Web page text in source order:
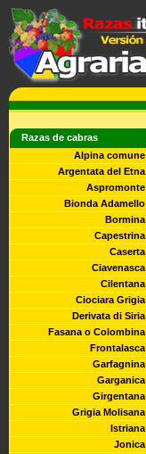
Razas de cabras
Alpina comune
Argentata del Etna
Aspromonte
Bionda Adamello
Bormina
Capestrina
Caserta
Ciavenasca
Cilentana
Ciociara Grigia
Derivata di Siria
Fasana o Colombina
Frontalasca
Garfagnina
Garganica
Girgentana
Grigia Molisana
Istriana
Jonica